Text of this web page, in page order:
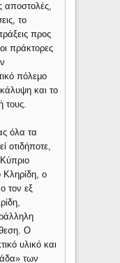
αποστολές,
το
προς
πράκτορες
πόλεμο
και το
τους.
όλα τα
οτιδήποτε,
Κληρίδη, ο
τον εξ
Ο
υλικό και
των